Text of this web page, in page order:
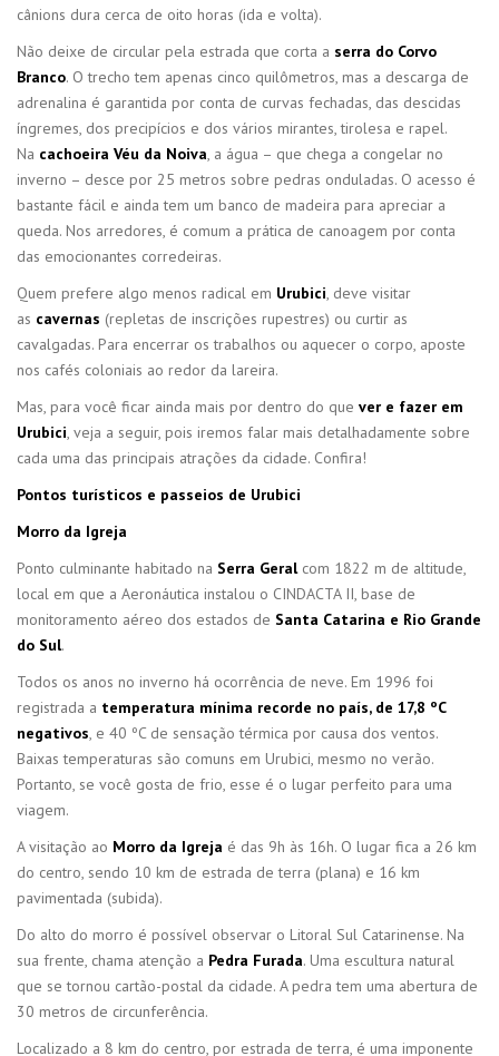
cânions dura cerca de oito horas (ida e volta).
Não deixe de circular pela estrada que corta a serra do Corvo
Branco. O trecho tem apenas cinco quilômetros, mas a descarga de
adrenalina é garantida por conta de curvas fechadas, das descidas
íngremes, dos precipícios e dos vários mirantes, tirolesa e rapel.
Na cachoeira Véu da Noiva, a água – que chega a congelar no
inverno – desce por 25 metros sobre pedras onduladas. O acesso é
bastante fácil e ainda tem um banco de madeira para apreciar a
queda. Nos arredores, é comum a prática de canoagem por conta
das emocionantes corredeiras.
Quem prefere algo menos radical em Urubici, deve visitar
as cavernas (repletas de inscrições rupestres) ou curtir as
cavalgadas. Para encerrar os trabalhos ou aquecer o corpo, aposte
nos cafés coloniais ao redor da lareira.
Mas, para você ficar ainda mais por dentro do que ver e fazer em
Urubici, veja a seguir, pois iremos falar mais detalhadamente sobre
cada uma das principais atrações da cidade. Confira!
Pontos turísticos e passeios de Urubici
Morro da Igreja
Ponto culminante habitado na Serra Geralcom 1822 m de altitude,
local em que a Aeronáutica instalou o CINDACTA II, base de
monitoramento aéreo dos estados de Santa Catarina e Rio Grande
do Sul.
Todos os anos no inverno há ocorrência de neve. Em 1996 foi
registrada a temperatura mínima recorde no país, de 17,8 ºC
negativos, e 40 ºC de sensação térmica por causa dos ventos.
Baixas temperaturas são comuns em Urubici, mesmo no verão.
Portanto, se você gosta de frio, esse é o lugar perfeito para uma
viagem.
A visitação ao Morro da Igreja é das 9h às 16h. O lugar fica a 26 km
do centro, sendo 10 km de estrada de terra (plana) e 16 km
pavimentada (subida).
Do alto do morro é possível observar o Litoral Sul Catarinense. Na
sua frente, chama atenção a Pedra Furada. Uma escultura natural
que se tornou cartão-postal da cidade. A pedra tem uma abertura de
30 metros de circunferência.
Localizado a 8 km do centro, por estrada de terra, é uma imponente